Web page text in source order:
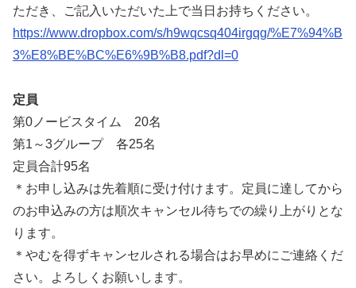
ただき、ご記入いただいた上で当日お持ちください。
https://www.dropbox.com/s/h9wqcsq404irgqg/%E7%94%B
3%E8%BE%BC%E6%9B%B8.pdf?dl=0
定員
第0ノービスタイム 20名
第1～3グループ 各25名
定員合計95名
＊お申し込みは先着順に受け付けます。定員に達してから
のお申込みの方は順次キャンセル待ちでの繰り上がりとな
ります。
＊やむを得ずキャンセルされる場合はお早めにご連絡くだ
さい。よろしくお願いします。